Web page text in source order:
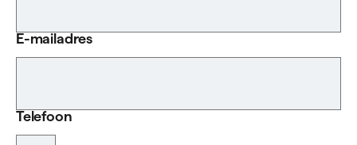
E-mailadres
Telefoon